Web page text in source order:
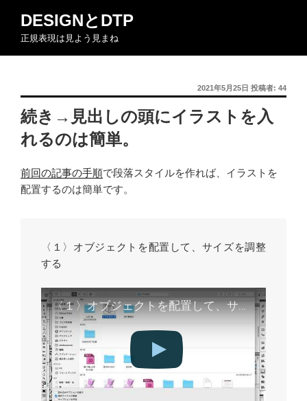
ン
DESIGNとDTP
正規表現は見よう見まね
投
稿
日:
2021年5月25日 投稿者: 44
続き→見出しの頭にイラストを入
れるのは簡単。
前回の記事の手順で段落スタイルを作れば、イラストを
配置するのは簡単です。
〈１〉オブジェクトを配置して、サイズを調整
する
〈１〉オブジェクトを配置して、サイズを調整する